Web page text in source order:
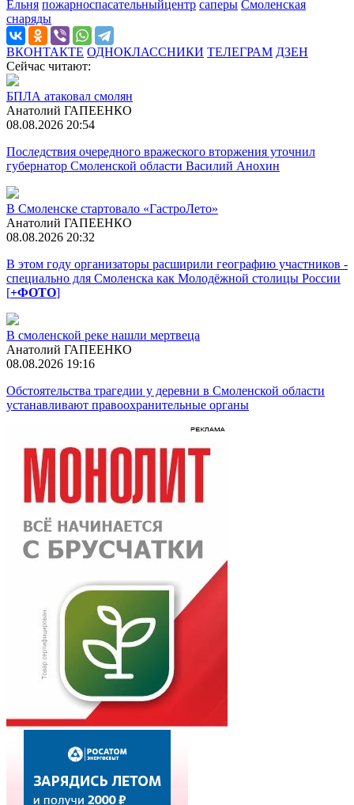
Ельня пожарноспасательныйцентр саперы Смоленская
снаряды
ВКОНТАКТЕ ОДНОКЛАССНИКИ ТЕЛЕГРАМ ДЗЕН
Сейчас читают:
БПЛА атаковал смолян
Анатолий ГАПЕЕНКО
08.08.2026 20:54
Последствия очередного вражеского вторжения уточнил
губернатор Смоленской области Василий Анохин
В Смоленске стартовало «ГастроЛето»
Анатолий ГАПЕЕНКО
08.08.2026 20:32
В этом году организаторы расширили географию участников -
специально для Смоленска как Молодёжной столицы России
[+ФОТО]
В смоленской реке нашли мертвеца
Анатолий ГАПЕЕНКО
08.08.2026 19:16
Обстоятельства трагедии у деревни в Смоленской области
устанавливают правоохранительные органы